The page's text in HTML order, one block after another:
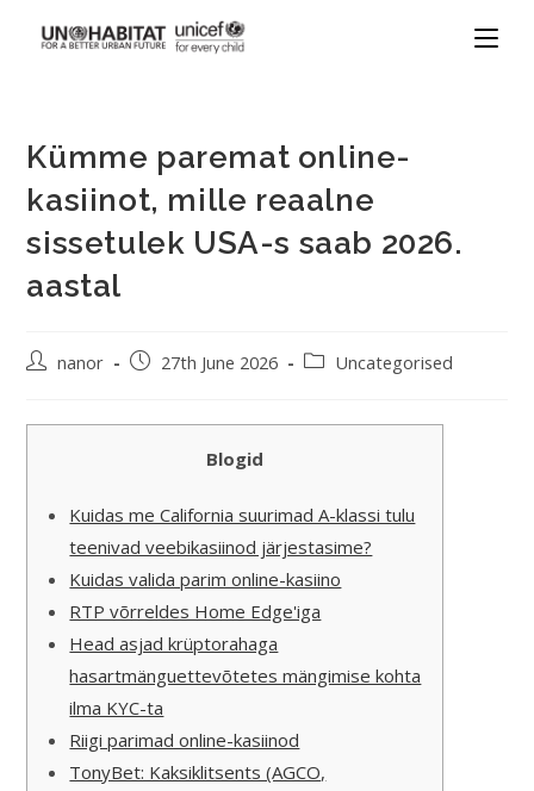
Kümme paremat online-
kasiinot, mille reaalne
sissetulek USA-s saab 2026.
aastal
nanor 27th June 2026 Uncategorised
Blogid
Kuidas me California suurimad A-klassi tulu
teenivad veebikasiinod järjestasime?
Kuidas valida parim online-kasiino
RTP võrreldes Home Edge'iga
Head asjad krüptorahaga
hasartmänguettevõtetes mängimise kohta
ilma KYC-ta
Riigi parimad online-kasiinod
TonyBet: Kaksiklitsents (AGCO,